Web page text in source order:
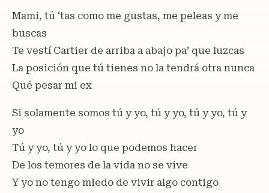
Mami, tú ‘tas como me gustas, me peleas y me
buscas
Te vestí Cartier de arriba a abajo pa’ que luzcas
La posición que tú tienes no la tendrá otra nunca
Qué pesar mi ex
Si solamente somos tú y yo, tú y yo, tú y yo, tú y
yo
Tú y yo, tú y yo lo que podemos hacer
De los temores de la vida no se vive
Y yo no tengo miedo de vivir algo contigo